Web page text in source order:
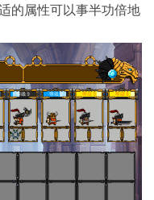
的属性可以事半功倍地